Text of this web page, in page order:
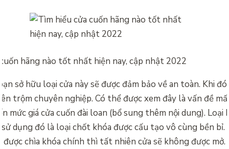
hãng nào tốt nhất hiện nay, cập nhật 2022
sở hữu loại cửa này sẽ được đảm bảo về an toàn. Khi
trộm chuyên nghiệp. Có thể được xem đây là vấn đề
mứcgiá cửa cuốn đài loan (bổ sung thêm nội dung). Loại
dụng đó là loại chốt khóa được cấu tạo vô cùng bền bỉ.
chìa khóa chính thì tất nhiên cửa sẽ không được mở.